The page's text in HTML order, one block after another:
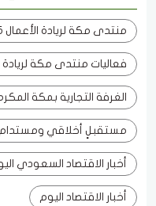
منتدى مكة لريادة الأعمال 2025
فعاليات منتدى مكة لريادة
الغرفة التجارية بمكة
مستقبلٍ أخلاقي ومستدام
أخبار الاقتصاد السعودي
أخبار الاقتصاد اليوم